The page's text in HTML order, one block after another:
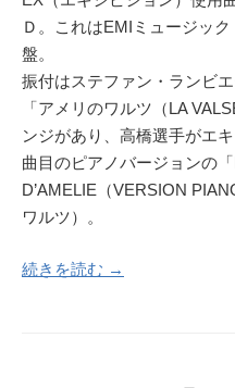
Ｄ。これはEMIミュージッ
盤。
振付はステファン・ランビエ
「アメリのワルツ（LA
ンジがあり、高橋選手がエ
曲目のピアノバージョンの
D’AMELIE（VERSION
ワルツ）。
続きを読む →